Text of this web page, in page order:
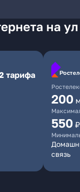
на
тарифа
200
550
связь